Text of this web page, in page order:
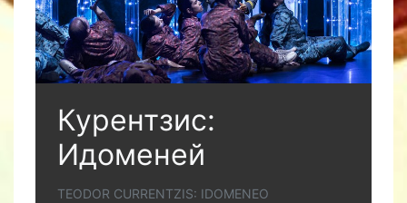
Курентзис:
Идоменей
TEODOR CURRENTZIS: IDOMENEO